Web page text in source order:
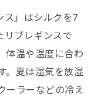
ス」はシルクを7
リブレギンスで
体温や温度に合わ
。夏は湿気を放湿
ーラーなどの冷え